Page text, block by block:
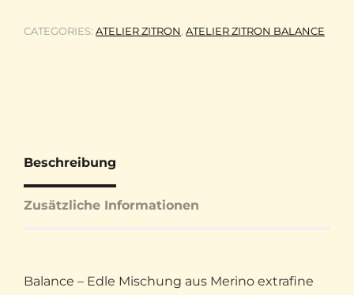
CATEGORIES: ATELIER ZITRON, ATELIER ZITRON BALANCE
Beschreibung
Zusätzliche Informationen
Balance – Edle Mischung aus Merino extrafine